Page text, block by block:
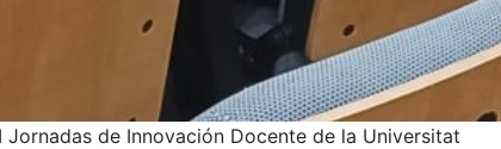
de Innovación Docente de la Universitat